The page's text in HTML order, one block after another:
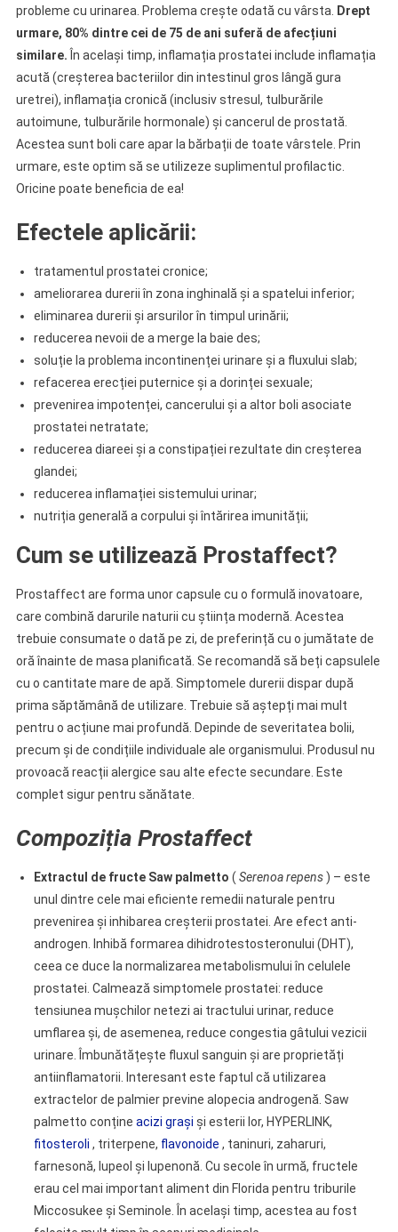
probleme cu urinarea. Problema crește odată cu vârsta.
Drept
urmare, 80% dintre cei de 75 de ani suferă de afecțiuni
similare. În același timp, inflamația prostatei include inflamația
acută (creșterea bacteriilor din intestinul gros lângă gura
uretrei), inflamația cronică (inclusiv stresul, tulburările
autoimune, tulburările hormonale) și cancerul de prostată.
Acestea sunt boli care apar la bărbații de toate vârstele. Prin
urmare, este optim să se utilizeze suplimentul profilactic.
Oricine poate beneficia de ea!
Efectele aplicării:
tratamentul prostatei cronice;
ameliorarea durerii în zona inghinală și a spatelui inferior;
eliminarea durerii și arsurilor în timpul urinării;
reducerea nevoii de a merge la baie des;
soluție la problema incontinenței urinare și a fluxului slab;
refacerea erecției puternice și a dorinței sexuale;
prevenirea impotenței, cancerului și a altor boli asociate
prostatei netratate;
reducerea diareei și a constipației rezultate din creșterea
glandei;
reducerea inflamației sistemului urinar;
nutriția generală a corpului și întărirea imunității;
Cum se utilizează Prostaffect?
Prostaffect are forma unor capsule cu o formulă inovatoare,
care combină darurile naturii cu știința modernă. Acestea
trebuie consumate o dată pe zi, de preferință cu o jumătate de
oră înainte de masa planificată. Se recomandă să beți capsulele
cu o cantitate mare de apă. Simptomele durerii dispar după
prima săptămână de utilizare. Trebuie să aștepți mai mult
pentru o acțiune mai profundă. Depinde de severitatea bolii,
precum și de condițiile individuale ale organismului. Produsul nu
provoacă reacții alergice sau alte efecte secundare. Este
complet sigur pentru sănătate.
Compoziția Prostaffect
Extractul de fructe Saw palmetto ( Serenoa repens) – este
unul dintre cele mai eficiente remedii naturale pentru
prevenirea și inhibarea creșterii prostatei. Are efect anti-
androgen. Inhibă formarea dihidrotestosteronului (DHT),
ceea ce duce la normalizarea metabolismului în celulele
prostatei. Calmează simptomele prostatei: reduce
tensiunea mușchilor netezi ai tractului urinar, reduce
umflarea și, de asemenea, reduce congestia gâtului vezicii
urinare. Îmbunătățește fluxul sanguin și are proprietăți
antiinflamatorii. Interesant este faptul că utilizarea
extractelor de palmier previne alopecia androgenă. Saw
palmetto conține acizi grași și esterii lor, HYPERLINK,
fitosteroli , triterpene, flavonoide , taninuri, zaharuri,
farnesonă, lupeol și lupenonă. Cu secole în urmă, fructele
erau cel mai important aliment din Florida pentru triburile
Miccosukee și Seminole. În același timp, acestea au fost